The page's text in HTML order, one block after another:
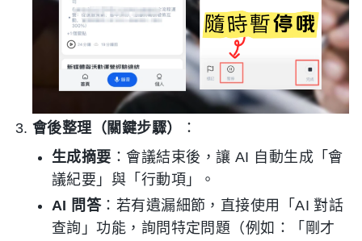
會後整理（關鍵步驟）
：
生成摘要 ：會議結束後，讓 AI 自動生成「會
議紀要」與「行動項」。
AI 問答：若有遺漏細節，直接使用「AI 對話
查詢」功能，詢問特定問題（例如：「剛才